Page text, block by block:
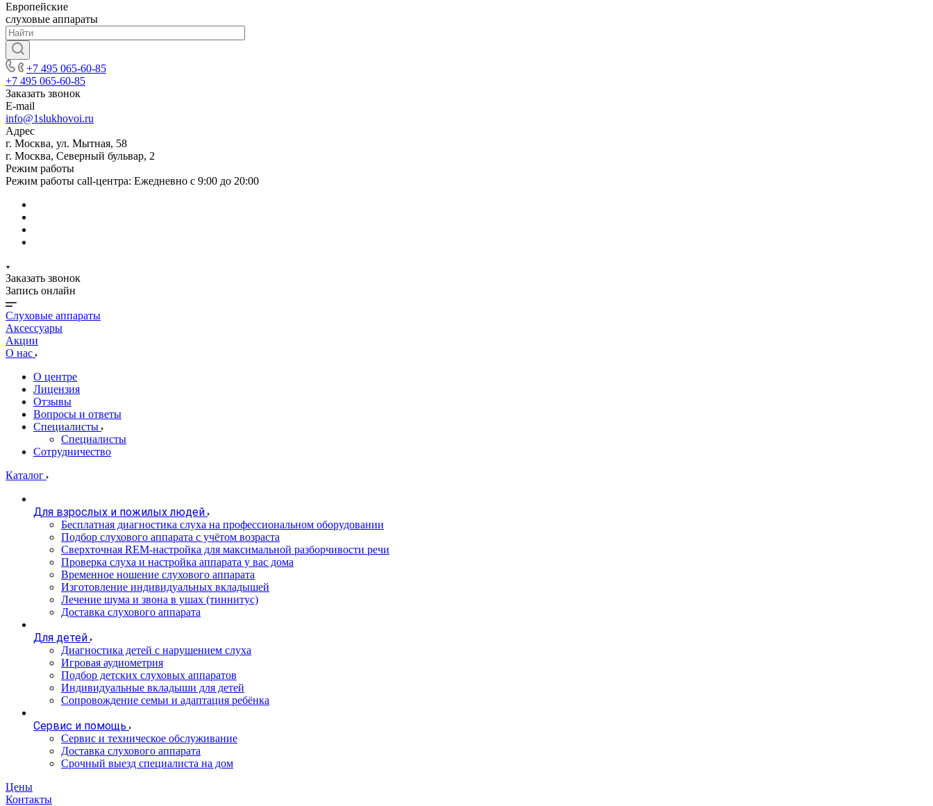
Европейские
слуховые аппараты
+7 495 065-60-85
+7 495 065-60-85
Заказать звонок
E-mail
info@1slukhovoi.ru
Адрес
г. Москва, ул. Мытная, 58
г. Москва, Северный бульвар, 2
Режим работы
Режим работы call-центра: Ежедневно с 9:00 до 20:00
Заказать звонок
Запись онлайн
Слуховые аппараты
Аксессуары
Акции
О нас
О центре
Лицензия
Отзывы
Вопросы и ответы
Специалисты
Специалисты
Сотрудничество
Каталог
Для взрослых и пожилых людей
Бесплатная диагностика слуха на профессиональном оборудовании
Подбор слухового аппарата с учётом возраста
Сверхточная REM-настройка для максимальной разборчивости речи
Проверка слуха и настройка аппарата у вас дома
Временное ношение слухового аппарата
Изготовление индивидуальных вкладышей
Лечение шума и звона в ушах (тиннитус)
Доставка слухового аппарата
Для детей
Диагностика детей с нарушением слуха
Игровая аудиометрия
Подбор детских слуховых аппаратов
Индивидуальные вкладыши для детей
Сопровождение семьи и адаптация ребёнка
Сервис и помощь
Сервис и техническое обслуживание
Доставка слухового аппарата
Срочный выезд специалиста на дом
Цены
Контакты